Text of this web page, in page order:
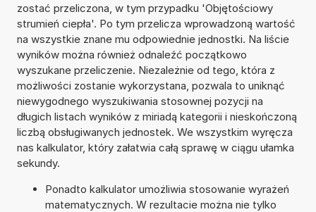
zostać przeliczona, w tym przypadku 'Objętościowy
strumień ciepła'. Po tym przelicza wprowadzoną wartość
na wszystkie znane mu odpowiednie jednostki. Na liście
wyników można również odnaleźć początkowo
wyszukane przeliczenie. Niezależnie od tego, która z
możliwości zostanie wykorzystana, pozwala to uniknąć
niewygodnego wyszukiwania stosownej pozycji na
długich listach wyników z miriadą kategorii i nieskończoną
liczbą obsługiwanych jednostek. We wszystkim wyręcza
nas kalkulator, który załatwia całą sprawę w ciągu ułamka
sekundy.
Ponadto kalkulator umożliwia stosowanie wyrażeń
matematycznych. W rezultacie można nie tylko